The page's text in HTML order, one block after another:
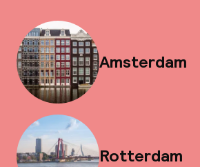
Amsterdam
Rotterdam